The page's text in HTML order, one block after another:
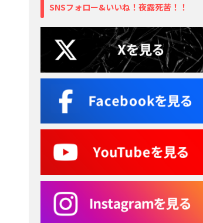
SNSフォロー&いいね！夜露死苦！！